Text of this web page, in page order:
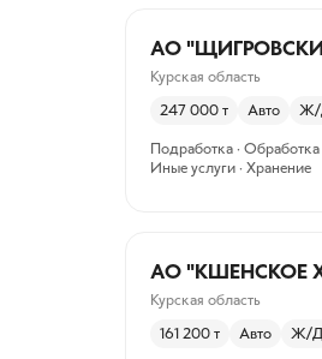
АО
Курская область
247 000 т Авто Ж/
Подработка · Обработка
Иные услуги · Хранение
АО "КШЕНСКОЕ
Курская область
161 200 т Авто Ж/Д